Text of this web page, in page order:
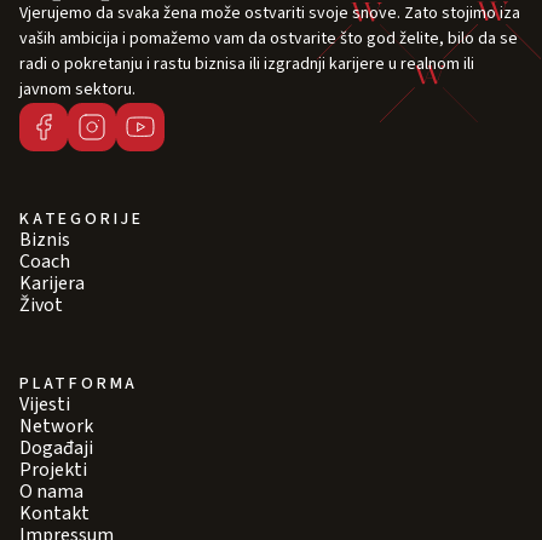
Vjerujemo da svaka žena može ostvariti svoje snove. Zato stojimo iza
vaših ambicija i pomažemo vam da ostvarite što god želite, bilo da se
radi o pokretanju i rastu biznisa ili izgradnji karijere u realnom ili
javnom sektoru.
KATEGORIJE
Biznis
Coach
Karijera
Život
PLATFORMA
Vijesti
Network
Događaji
Projekti
O nama
Kontakt